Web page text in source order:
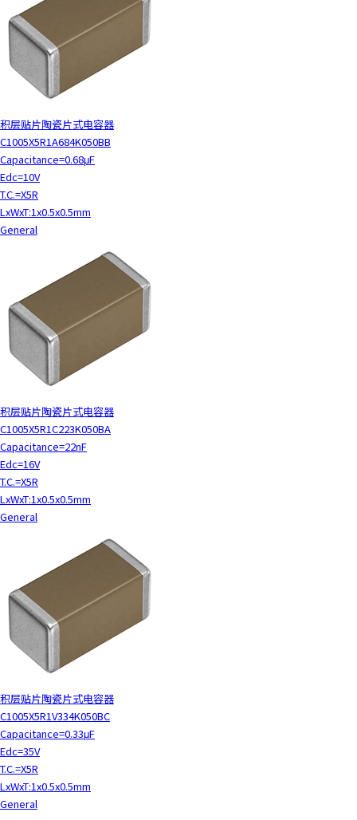
积层贴片陶瓷片式电容器
C1005X5R1A684K050BB
Capacitance=0.68μF
Edc=10V
T.C.=X5R
LxWxT:1x0.5x0.5mm
General
积层贴片陶瓷片式电容器
C1005X5R1C223K050BA
Capacitance=22nF
Edc=16V
T.C.=X5R
LxWxT:1x0.5x0.5mm
General
积层贴片陶瓷片式电容器
C1005X5R1V334K050BC
Capacitance=0.33μF
Edc=35V
T.C.=X5R
LxWxT:1x0.5x0.5mm
General